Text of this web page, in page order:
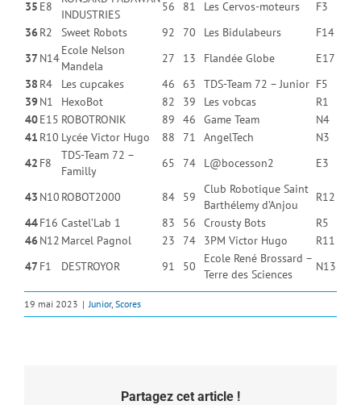
35 E8
INDUSTRIES
56 81 Les Cervos-moteurs
F3
36R2 Sweet Robots 92 70 Les Bidulabeurs
F14
37 N14
Ecole Nelson
Mandela
27 13 Flandée Globe
E17
38 R4 Les cupcakes 46 63 TDS-Team 72 – Junior F5
39N1 HexoBot 82 39 Les vobcas
R1
40E15 ROBOTRONIK 89 46 Game Team
N4
41 R10 Lycée Victor Hugo 88 71 AngelTech
N3
42 F8
TDS-Team 72 –
Familly
65 74 L@bocesson2 E3
43 N10 ROBOT2000 84 59
Club Robotique Saint
Barthélemy d’Anjou
R12
44F16 Castel’Lab 1 83 56 Crousty Bots
R5
46N12 Marcel Pagnol 23 74 3PM Victor Hugo
R11
47 F1 DESTROYOR 91 50
Ecole René Brossard –
Terre des Sciences
N13
19 mai 2023 | Junior, Scores
Partagez cet article !